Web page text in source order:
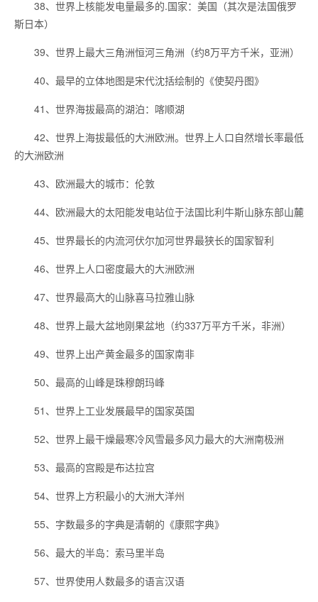
38、世界上核能发电量最多的.国家：美国（其次是法国俄罗
斯日本）
39、世界上最大三角洲恒河三角洲（约8万平方千米，亚洲）
40、最早的立体地图是宋代沈括绘制的《使契丹图》
41、世界海拔最高的湖泊：喀顺湖
42、世界上海拔最低的大洲欧洲。世界上人口自然增长率最低
的大洲欧洲
43、欧洲最大的城市：伦敦
44、欧洲最大的太阳能发电站位于法国比利牛斯山脉东部山麓
45、世界最长的内流河伏尔加河世界最狭长的国家智利
46、世界上人口密度最大的大洲欧洲
47、世界最高大的山脉喜马拉雅山脉
48、世界上最大盆地刚果盆地（约337万平方千米，非洲）
49、世界上出产黄金最多的国家南非
50、最高的山峰是珠穆朗玛峰
51、世界上工业发展最早的国家英国
52、世界上最干燥最寒冷风雪最多风力最大的大洲南极洲
53、最高的宫殿是布达拉宫
54、世界上方积最小的大洲大洋州
55、字数最多的字典是清朝的《康熙字典》
56、最大的半岛：索马里半岛
57、世界使用人数最多的语言汉语